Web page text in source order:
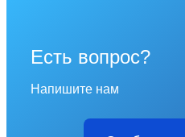
Есть вопрос?
Напишите нам